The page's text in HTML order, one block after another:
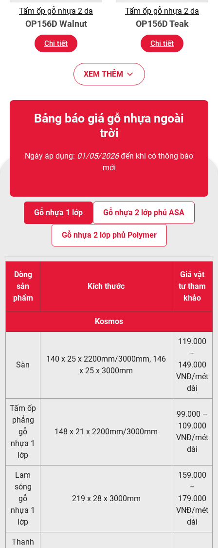
Tấm ốp gỗ nhựa 2 da
OP156D Walnut
Chi tiết
Tấm ốp gỗ nhựa 2 da
OP156D Teak
Chi tiết
XEM THÊM
Bảng báo giá gỗ nhựa ngoài
trời
Ngày áp dụng: 01/05/2026đến khi có thông báo
mới
Gỗ nhựa 1 lớp Gỗ nhựa 2 lớp phủ ASA
Gỗ nhựa 2 lớp phủ Polymer
Dòng
sản
phẩm
Kích thước
Giá vật
tư tham
khảo
Kosmos
Sàn
140 x 25 x 2200mm/3000mm, 146
x 25 x 3000mm
119.000
–
149.000
VNĐ/mét
dài
Tấm ốp
phẳng
gỗ
nhựa 1
lớp
148 x 21 x 2200mm/3000mm
99.000 –
109.000
VNĐ/mét
dài
Lam
sóng
gỗ
nhựa 1
lớp
219 x 28 x 3000mm
159.000
–
179.000
VNĐ/mét
dài
Thanh